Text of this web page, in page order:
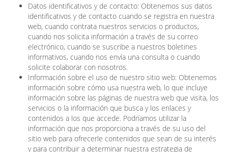
Datos identificativos y de contacto: Obtenemos sus datos
identificativos y de contacto cuando se registra en nuestra
web, cuando contrata nuestros servicios o productos,
cuando nos solicita información a través de su correo
electrónico, cuando se suscribe a nuestros boletines
informativos, cuando nos envía una consulta o cuando
solicite colaborar con nosotros.
Información sobre el uso de nuestro sitio web: Obtenemos
información sobre cómo usa nuestra web, lo que incluye
información sobre las páginas de nuestra web que visita, los
servicios o la información que busca y los enlaces y
contenidos a los que accede. Podríamos utilizar la
información que nos proporciona a través de su uso del
sitio web para ofrecerle contenidos que sean de su interés
y para contribuir a determinar nuestra estrategia de